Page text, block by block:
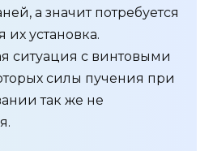
а значит потребуется
их установка.
ситуация с винтовыми
силы пучения при
так же не